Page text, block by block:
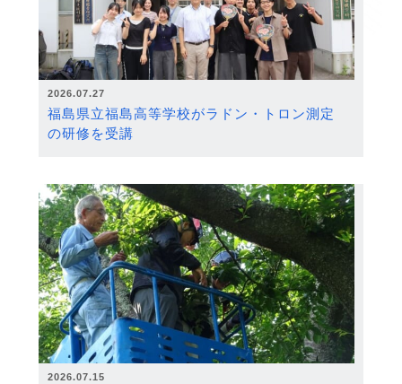
2026.07.27
福島県立福島高等学校がラドン・トロン測定
の研修を受講
2026.07.15